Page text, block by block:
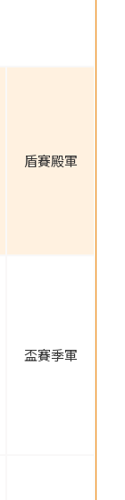
盾賽殿軍
盃賽季軍